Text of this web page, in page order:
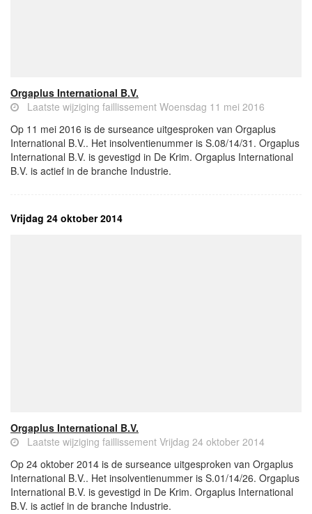
Orgaplus International B.V.
Laatste wijziging faillissement Woensdag 11 mei 2016
Op 11 mei 2016 is de surseance uitgesproken van Orgaplus
International B.V.. Het insolventienummer is S.08/14/31. Orgaplus
International B.V. is gevestigd in De Krim. Orgaplus International
B.V. is actief in de branche Industrie.
Vrijdag 24 oktober 2014
Orgaplus International B.V.
Laatste wijziging faillissement Vrijdag 24 oktober 2014
Op 24 oktober 2014 is de surseance uitgesproken van Orgaplus
International B.V.. Het insolventienummer is S.01/14/26. Orgaplus
International B.V. is gevestigd in De Krim. Orgaplus International
B.V. is actief in de branche Industrie.